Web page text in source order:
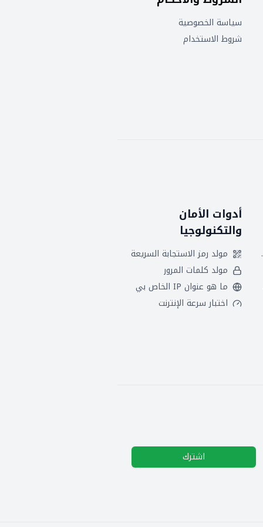
سياسة الخصوصية
شروط الاستخدام
أدوات الأمان
والتكنولوجيا
مولد رمز الاستجابة السريعة
مولد كلمات المرور
ما هو عنوان IP الخاص بي
اختبار سرعة الإنترنت
اشترك